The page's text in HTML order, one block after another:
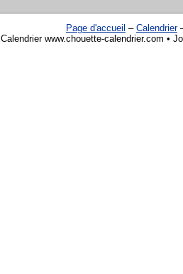
Page d'accueil – Calendrier
Calendrier www.chouette-calendrier.com •